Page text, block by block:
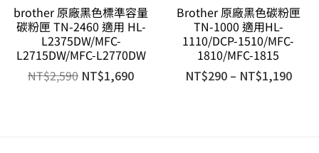
brother 原廠黑色標準容量
碳粉匣 TN-2460 適用 HL-
L2375DW/MFC-
L2715DW/MFC-L2770DW
NT$2,590 NT$1,690
Brother 原廠黑色碳粉匣
TN-1000 適用HL-
1110/DCP-1510/MFC-
1810/MFC-1815
NT$290 – NT$1,190